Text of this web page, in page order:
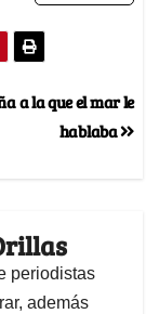
a la que el mar le
hablaba
periodistas
además